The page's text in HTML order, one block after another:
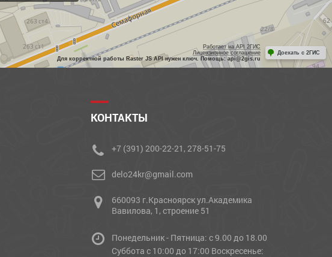
Работает на API 2ГИС
Лицензионное соглашение
Для корректной работы Raster JS API нужен ключ. Помощь: api@2gis.ru
Доехать с 2ГИС
КОНТАКТЫ
+7 (391) 200-22-21, 278-51-75
delo24kr@gmail.com
660093 г.Красноярск ул.Академика
Вавилова, 1, строение 51
Понедельник - Пятница: с 9.00 до 18.00
Cуббота с 10:00 до 17:00 Воскресенье: